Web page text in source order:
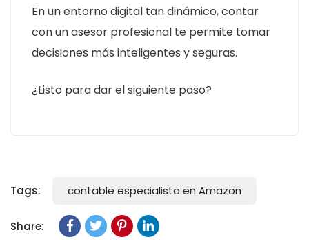
En un entorno digital tan dinámico, contar
con un asesor profesional te permite tomar
decisiones más inteligentes y seguras.
¿Listo para dar el siguiente paso?
Tags: contable especialista en Amazon
Share: